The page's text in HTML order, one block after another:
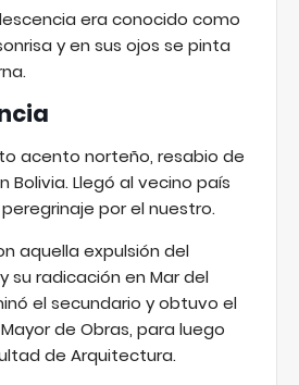
era conocido como
y en sus ojos se pinta
acento norteño, resabio de
Bolivia. Llegó al vecino país
por el nuestro.
aquella expulsión del
su radicación en Mar del
el secundario y obtuvo el
de Obras, para luego
de Arquitectura.